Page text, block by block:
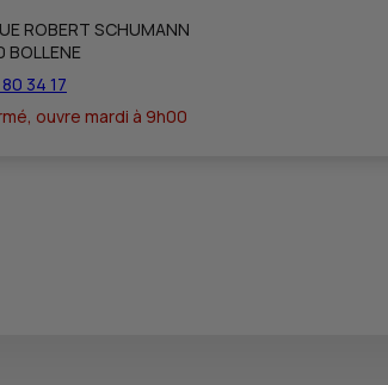
ROBERT SCHUMANN
BOLLENE
34 17
ouvre mardi à 9h00